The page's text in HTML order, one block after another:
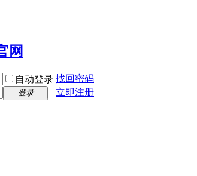
自动登录 找回密码
登录 立即注册